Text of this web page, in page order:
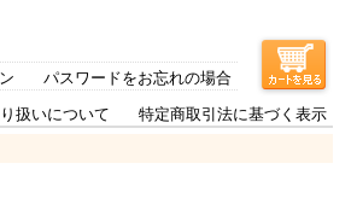
パスワードをお忘れの場合
扱いについて 特定商取引法に基づく表示